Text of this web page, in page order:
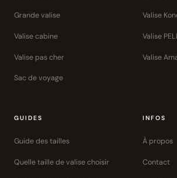
Grande valise
Valise cabine
Valise pas cher
Sac de voyage
Valise
Valise PELI
Valise
GUIDES
Guide des tailles
Quelle taille de valise choisir
INFOS
À propos
Contact